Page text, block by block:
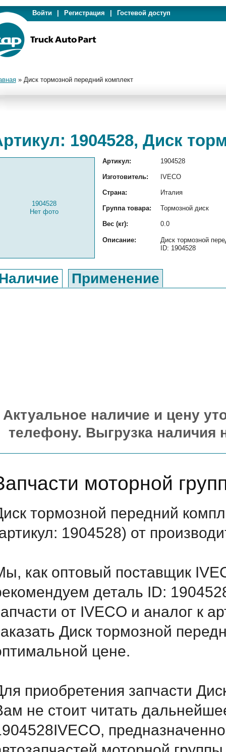
Войти Регистрация Гостевой доступ
» Диск тормозной передний комплект
1904528, Диск
1904528
Нет фото
Артикул: 1904528
Изготовитель: IVECO
Страна: Италия
Группа товара: Тормозной диск
Вес (кг): 0.0
Описание:
Диск тормозной
ID: 1904528
Применение
Актуальное наличие и цену
телефону. Выгрузка наличия
моторной
тормозной передний
1904528) от
как оптовый поставщик
деталь ID:
от IVECO и аналог к
Диск тормозной
цене.
приобретения запчасти
не стоит читать